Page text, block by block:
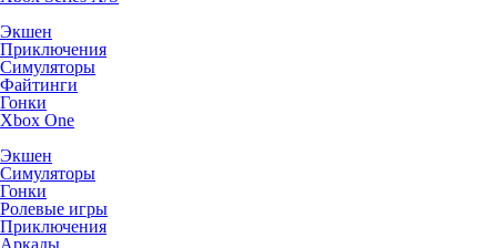
Экшен
Приключения
Симуляторы
Файтинги
Гонки
Xbox One
Экшен
Симуляторы
Гонки
Ролевые игры
Приключения
Аркады